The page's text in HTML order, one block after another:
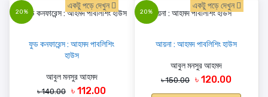
20%
একটু পড়ে দেখুন
ফুড কনফারেন্স : আহমদ পাবলিশিং
হাউস
আবুল মনসুর আহমদ
৳ 140.00 ৳ 112.00
20%
একটু পড়ে দেখুন
আয়না : আহমদ পাবলিশিং হাউস
আবুল মনসুর আহমদ
৳ 150.00 ৳ 120.00